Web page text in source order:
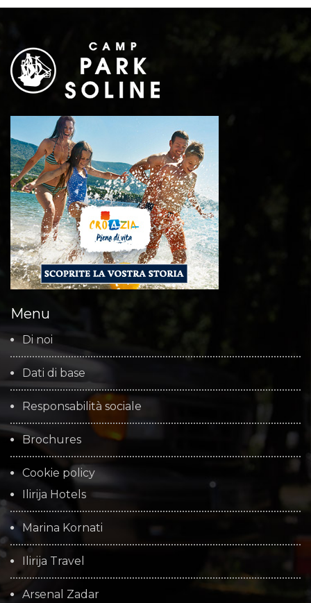
Menu
Di noi
Dati di base
Responsabilità sociale
Brochures
Cookie policy
Ilirija Hotels
Marina Kornati
Ilirija Travel
Arsenal Zadar